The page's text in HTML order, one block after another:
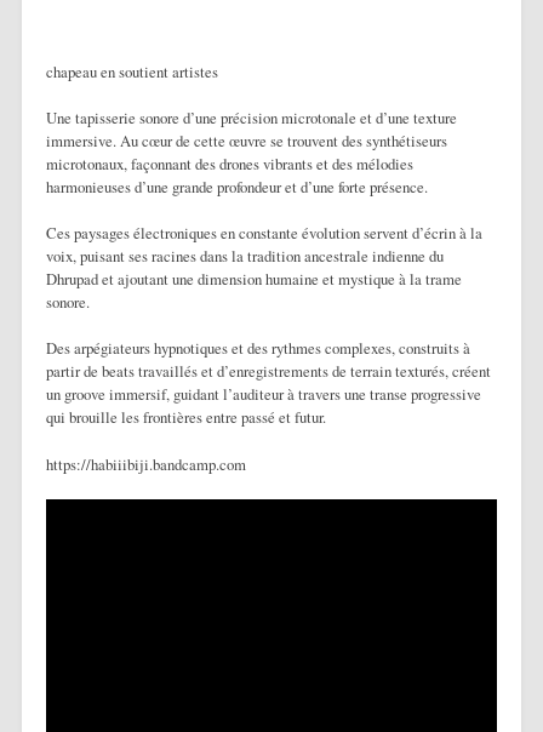
chapeau en soutient artistes
Une tapisserie sonore d’une précision microtonale et d’une texture
immersive. Au cœur de cette œuvre se trouvent des synthétiseurs
microtonaux, façonnant des drones vibrants et des mélodies
harmonieuses d’une grande profondeur et d’une forte présence.
Ces paysages électroniques en constante évolution servent d’écrin à la
voix, puisant ses racines dans la tradition ancestrale indienne du
Dhrupad et ajoutant une dimension humaine et mystique à la trame
sonore.
Des arpégiateurs hypnotiques et des rythmes complexes, construits à
partir de beats travaillés et d’enregistrements de terrain texturés, créent
un groove immersif, guidant l’auditeur à travers une transe progressive
qui brouille les frontières entre passé et futur.
https://habiiibiji.bandcamp.com